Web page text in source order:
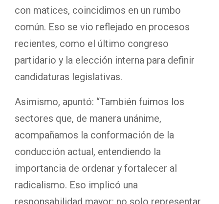
con matices, coincidimos en un rumbo
común. Eso se vio reflejado en procesos
recientes, como el último congreso
partidario y la elección interna para definir
candidaturas legislativas.
Asimismo, apuntó: “También fuimos los
sectores que, de manera unánime,
acompañamos la conformación de la
conducción actual, entendiendo la
importancia de ordenar y fortalecer al
radicalismo. Eso implicó una
responsabilidad mayor: no solo representar